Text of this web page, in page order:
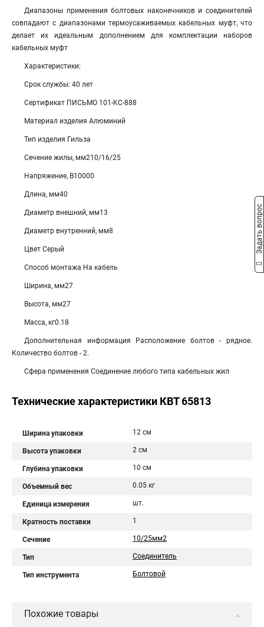
Диапазоны применения болтовых наконечников и соединителей
совпадают с диапазонами термоусаживаемых кабельных муфт, что
делает их идеальным дополнением для комплектации наборов
кабельных муфт
Характеристики:
Срок службы: 40 лет
Сертификат ПИСЬМО 101-KC-888
Материал изделия Алюминий
Тип изделия Гильза
Сечение жилы, мм210/16/25
Напряжение, В10000
Длина, мм40
Диаметр внешний, мм13
Диаметр внутренний, мм8
Цвет Серый
Способ монтажа На кабель
Ширина, мм27
Высота, мм27
Масса, кг0.18
Дополнительная информация Расположение болтов - рядное.
Количество болтов - 2.
Сфера применения Соединение любого типа кабельных жил
Технические характеристики КВТ 65813
Ширина упаковки 12 см
Высота упаковки 2 см
Глубина упаковки 10 см
Объемный вес 0.05 кг
Единица измерения шт.
Кратность поставки 1
Сечение 10/25мм2
Тип Соединитель
Тип инструмента Болтовой
Похожие товары
Задать вопрос